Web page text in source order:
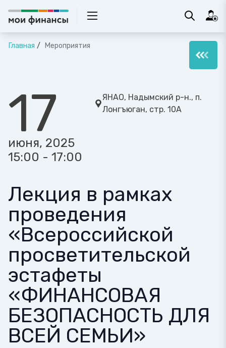
Главная Мероприятия
17
июня, 2025
15:00 - 17:00
ЯНАО, Надымский р-н., п.
Лонгъюган, стр. 10А
Лекция в рамках
проведения
«Всероссийской
просветительской
эстафеты
«ФИНАНСОВАЯ
БЕЗОПАСНОСТЬ ДЛЯ
ВСЕЙ СЕМЬИ»